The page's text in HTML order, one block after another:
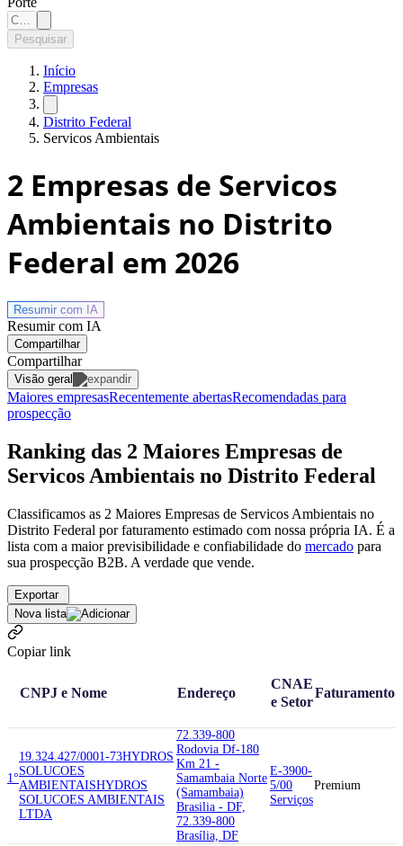
Pesquisar
Início
Empresas
Distrito Federal
Servicos Ambientais
2 Empresas de Servicos
Ambientais no Distrito
Federal em 2026
Resumir com IA
Resumir com IA
Compartilhar
Compartilhar
Visão geral
Maiores empresasRecentemente abertasRecomendadas para
prospecção
Ranking das 2 Maiores Empresas de
Servicos Ambientais no Distrito Federal
Classificamos as 2 Maiores Empresas de Servicos Ambientais no
Distrito Federal por faturamento estimado com nossa própria IA. É a
lista com a maior previsibilidade e confiabilidade do mercado para
sua prospecção B2B. A verdade que vende.
Exportar
Nova lista
Copiar link
CNPJ e Nome Endereço
CNAE
e Setor
Faturamento
1°
19.324.427/0001-73HYDROS
SOLUCOES
AMBIENTAISHYDROS
SOLUCOES AMBIENTAIS
LTDA
72.339-800
Rodovia Df-180
Km 21 -
Samambaia Norte
(Samambaia)
Brasilia - DF,
72.339-800
Brasília, DF
E-3900-
5/00
Serviços
Premium